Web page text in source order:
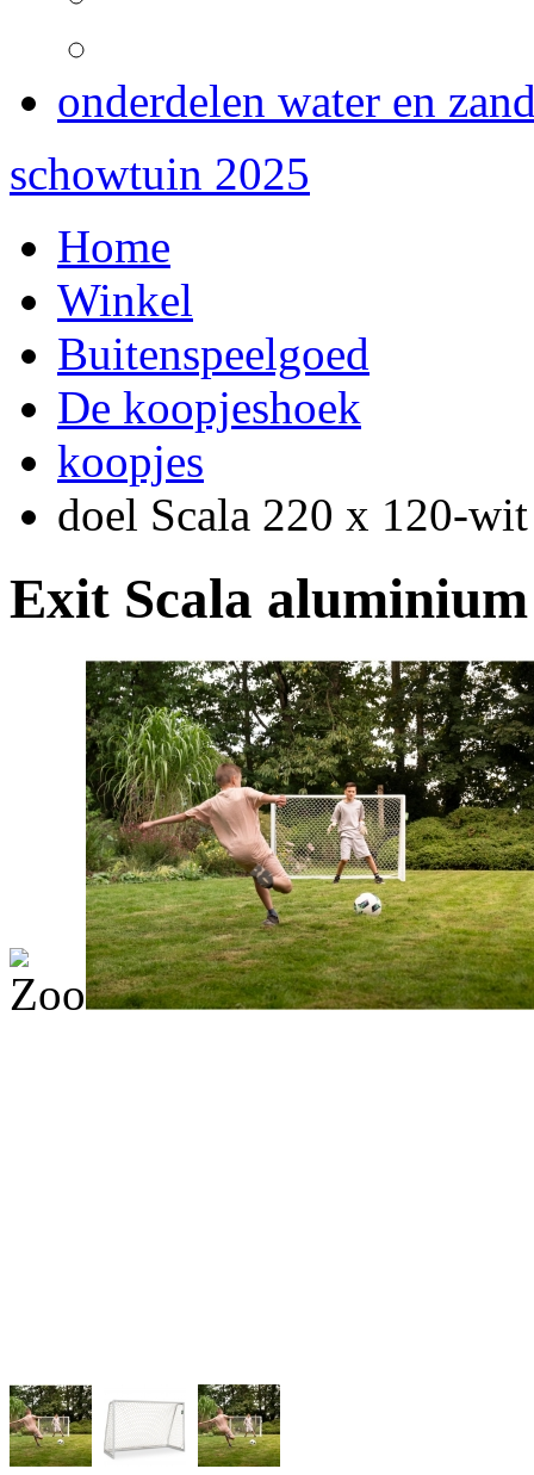
onderdelen water en
schowtuin 2025
Home
Winkel
Buitenspeelgoed
De koopjeshoek
koopjes
doel Scala 220 x 120-wit
Exit Scala